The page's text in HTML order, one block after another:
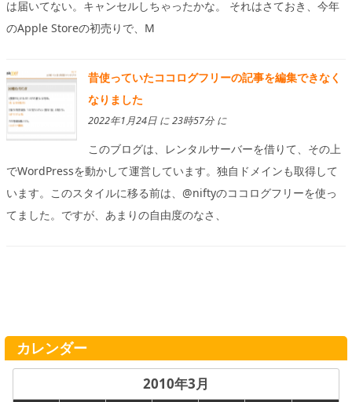
は届いてない。キャンセルしちゃったかな。 それはさておき、今年
のApple Storeの初売りで、M
昔使っていたココログフリーの記事を編集できなく
なりました
2022年1月24日 に 23時57分 に
このブログは、レンタルサーバーを借りて、その上
でWordPressを動かして運営しています。独自ドメインも取得して
います。このスタイルに移る前は、@niftyのココログフリーを使っ
てました。ですが、あまりの自由度のなさ、
カレンダー
2010年3月